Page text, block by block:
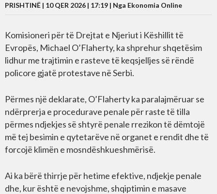
PRISHTINË | 10 QER 2026 | 17:19 | Nga Ekonomia Online
Komisioneri për të Drejtat e Njeriut i Këshillit të
Evropës, Michael O’Flaherty, ka shprehur shqetësim
lidhur me trajtimin e rasteve të keqsjelljes së rëndë
policore gjatë protestave në Serbi.
Përmes një deklarate, O’Flaherty ka paralajmëruar se
ndërprerja e procedurave penale për raste të tilla
përmes ndjekjes së shtyrë penale rrezikon të dëmtojë
më tej besimin e qytetarëve në organet e rendit dhe të
forcojë klimën e mosndëshkueshmërisë.
Ai ka bërë thirrje për hetime efektive, ndjekje penale
dhe, kur është e nevojshme, shqiptimin e masave